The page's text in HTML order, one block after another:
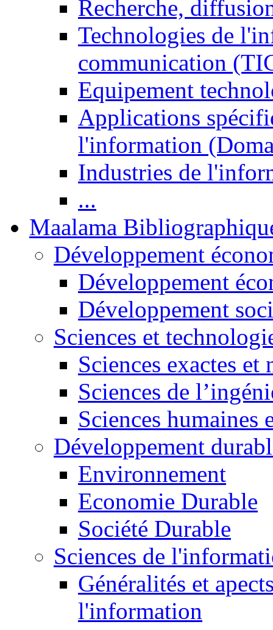
Recherche,
Technologies de
communication
Equipement
Applications
l'information
Industries de
...
Maalama
Développement
Développement
Développement
Sciences et
Sciences exactes et
Sciences de
Sciences humaines
Développement
Environnement
Economie Durable
Société Durable
Sciences de
Généralités et
l'information